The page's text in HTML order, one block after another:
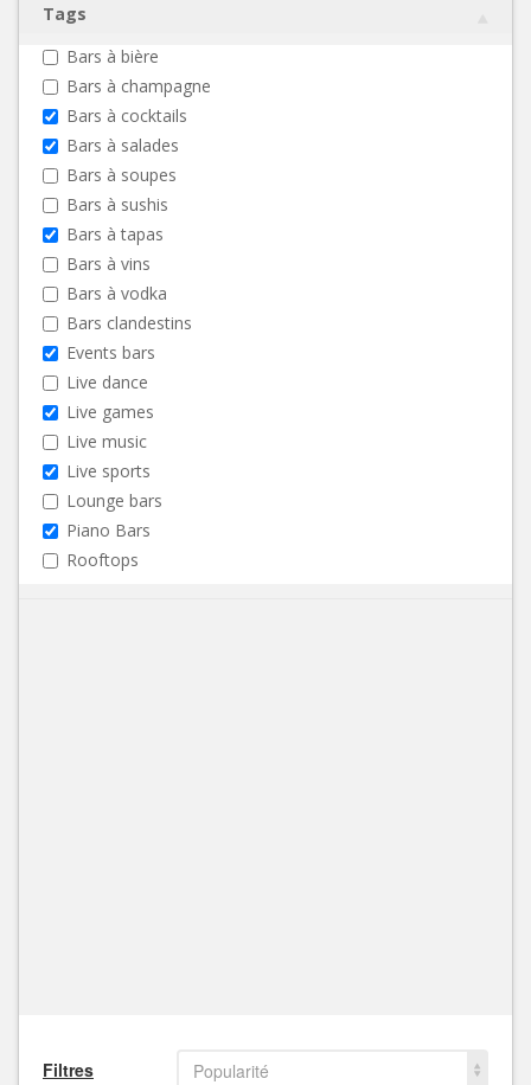
Tags
Bars à bière
Bars à champagne
Bars à cocktails
Bars à salades
Bars à soupes
Bars à sushis
Bars à tapas
Bars à vins
Bars à vodka
Bars clandestins
Events bars
Live dance
Live games
Live music
Live sports
Lounge bars
Piano Bars
Rooftops
Filtres Popularité